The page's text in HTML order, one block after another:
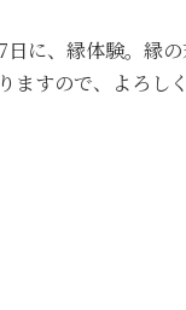
日に、縁体験。縁
すので、よろし